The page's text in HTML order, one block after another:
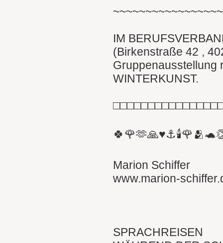
IM
(Birkenstraße 42 ,
Gruppenausstellung
WINTERKUNST.
Marion Schiffer
www.marion-
SPRACHREISEN